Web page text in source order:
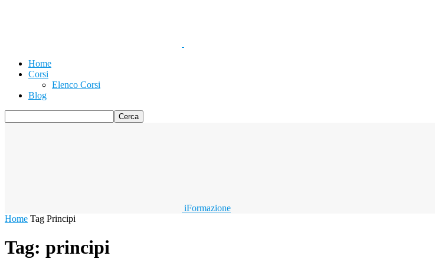
Home
Corsi
Elenco Corsi
Blog
iFormazione
Home Tag Principi
Tag: principi